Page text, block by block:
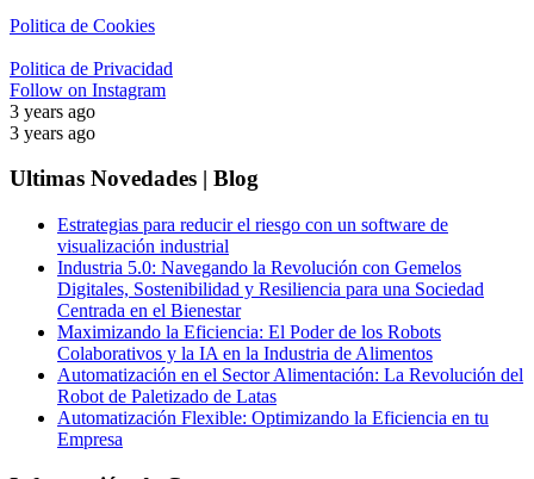
Politica de Cookies
Politica de Privacidad
Follow on Instagram
3 years ago
3 years ago
Ultimas Novedades | Blog
Estrategias para reducir el riesgo con un software de
visualización industrial
Industria 5.0: Navegando la Revolución con Gemelos
Digitales, Sostenibilidad y Resiliencia para una Sociedad
Centrada en el Bienestar
Maximizando la Eficiencia: El Poder de los Robots
Colaborativos y la IA en la Industria de Alimentos
Automatización en el Sector Alimentación: La Revolución del
Robot de Paletizado de Latas
Automatización Flexible: Optimizando la Eficiencia en tu
Empresa